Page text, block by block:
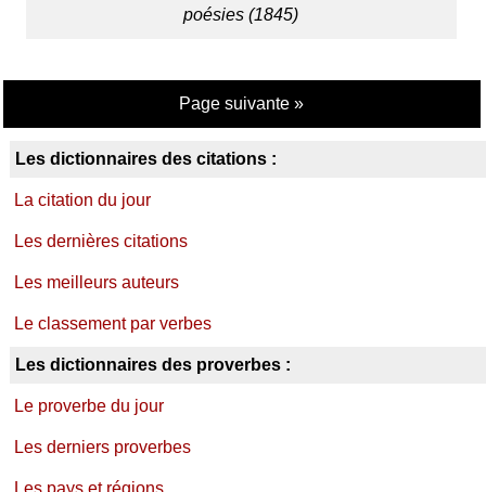
poésies (1845)
Page suivante »
Les dictionnaires des citations :
La citation du jour
Les dernières citations
Les meilleurs auteurs
Le classement par verbes
Les dictionnaires des proverbes :
Le proverbe du jour
Les derniers proverbes